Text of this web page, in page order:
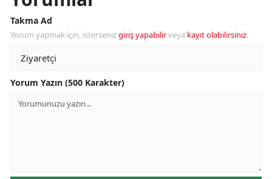
Takma Ad
Yorum yapmak için, istersenizgiriş yapabilirveya kayıt olabilirsiniz.
Yorum Yazın (500 Karakter)